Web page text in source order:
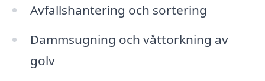
Avfallshantering och sortering
Dammsugning och våttorkning av
golv